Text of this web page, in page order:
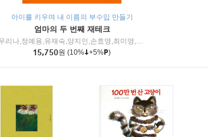
아이를 키우며 내 이름의 부수입 만들기
엄마의 두 번째 재테크
우리나,정예용,유재숙,양지인,손효영,최미영,조민주,이진현,차미숙,서미숙 저
15,750원 (10% +5% )